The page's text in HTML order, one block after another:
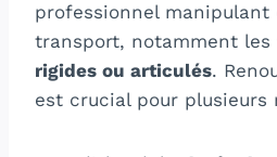
professionnel manipulant
transport, notamment les
rigides ou articulés.
est crucial pour plusieurs